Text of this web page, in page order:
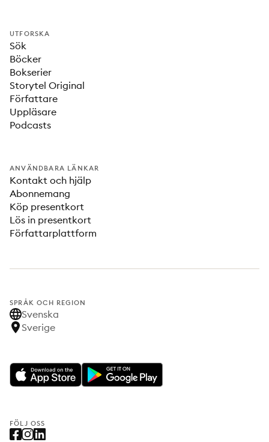
UTFORSKA
Sök
Böcker
Bokserier
Storytel Original
Författare
Uppläsare
Podcasts
ANVÄNDBARA LÄNKAR
Kontakt och hjälp
Abonnemang
Köp presentkort
Lös in presentkort
Författarplattform
SPRÅK OCH REGION
Svenska
Sverige
FÖLJ OSS